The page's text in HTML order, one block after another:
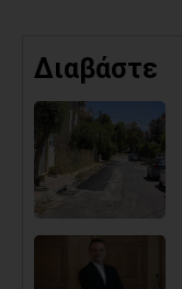
Διαβάστε